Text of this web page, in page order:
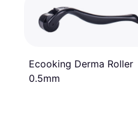
Ecooking Derma Roller
0.5mm